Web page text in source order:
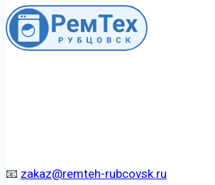
📧 zakaz@remteh-rubcovsk.ru